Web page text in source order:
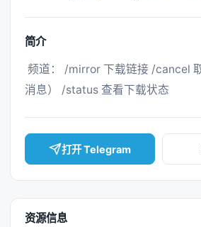
简介
消息） /status 查看下载状态
打开 Telegram
资源信息